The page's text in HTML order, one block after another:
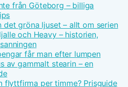
från Göteborg – billiga
det gröna ljuset – allt om serien
och Heavy – historien,
får man efter lumpen
av gammalt stearin – en
flyttfirma per timme? Prisguide